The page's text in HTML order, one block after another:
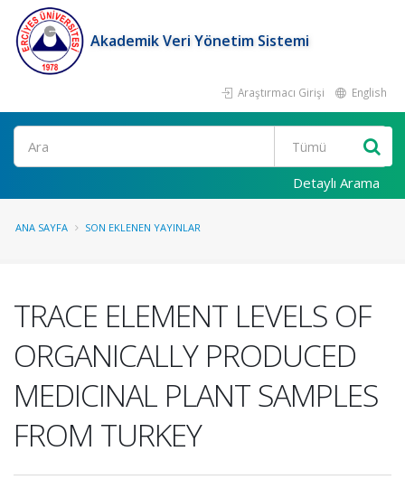
Akademik Veri Yönetim Sistemi
Araştırmacı Girişi English
Ara
Detaylı Arama
ANA SAYFA SON EKLENEN YAYINLAR
TRACE ELEMENT LEVELS OF
ORGANICALLY PRODUCED
MEDICINAL PLANT SAMPLES
FROM TURKEY